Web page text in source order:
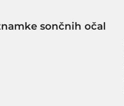
sončnih očal